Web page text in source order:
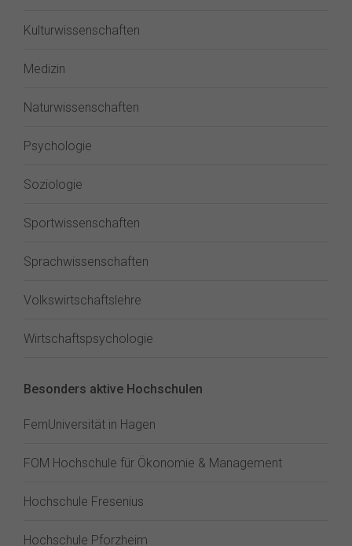
Kulturwissenschaften
Medizin
Naturwissenschaften
Psychologie
Soziologie
Sportwissenschaften
Sprachwissenschaften
Volkswirtschaftslehre
Wirtschaftspsychologie
Besonders aktive Hochschulen
FernUniversität in Hagen
FOM Hochschule für Ökonomie & Management
Hochschule Fresenius
Hochschule Pforzheim